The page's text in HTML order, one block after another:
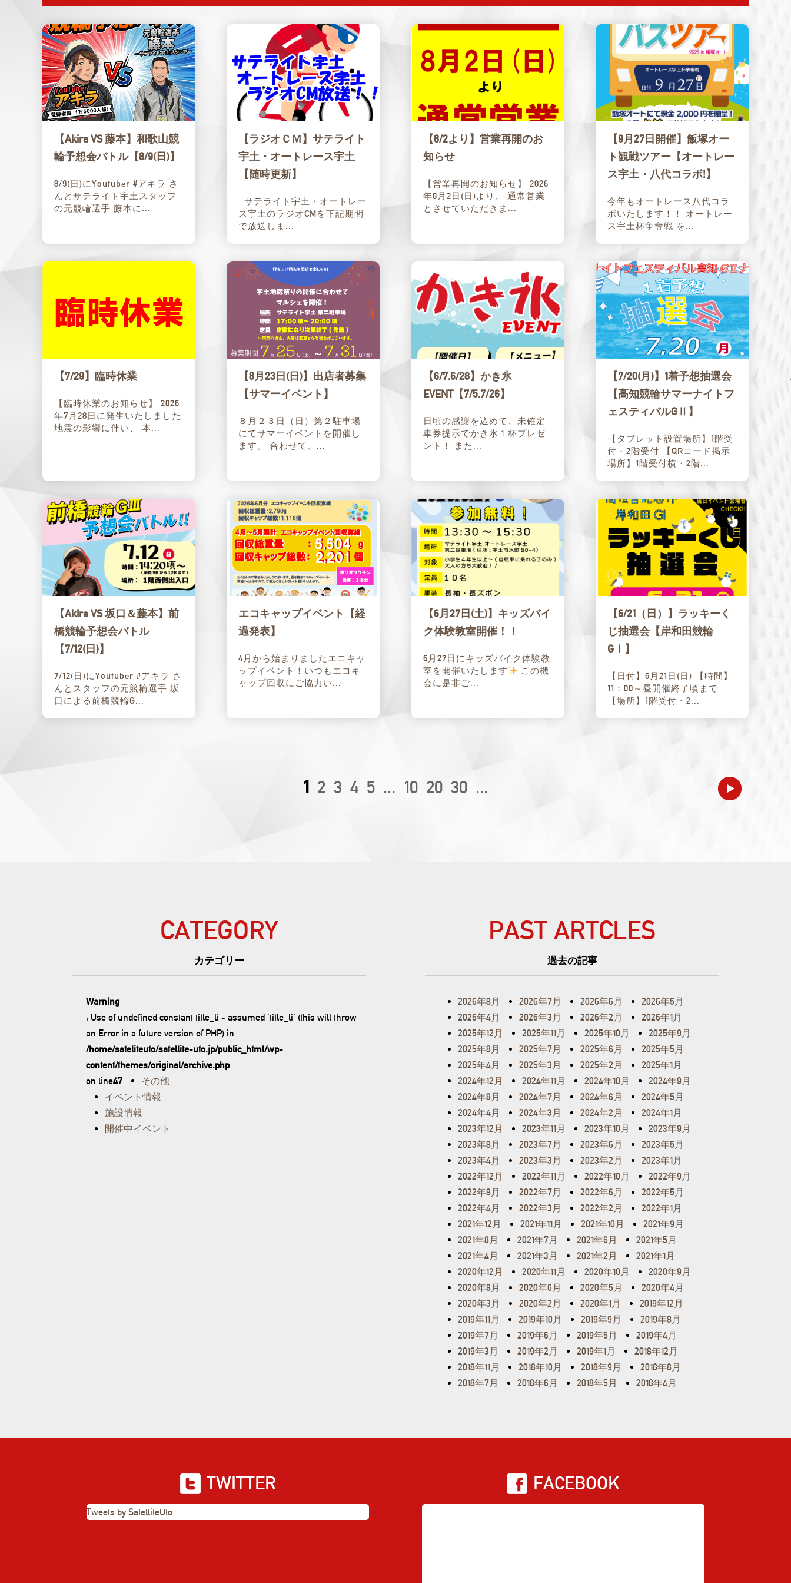
【Akira VS 藤本】和歌山競
輪予想会バトル【8/9(日)】
8/9(日)にYoutuber #アキラ さ
んとサテライト宇土スタッフ
の元競輪選手 藤本に...
【ラジオＣＭ】サテライト
宇土・オートレース宇土
【随時更新】
サテライト宇土・オートレー
ス宇土のラジオCMを下記期間
で放送しま...
【8/2より】営業再開のお
知らせ
【営業再開のお知らせ】 2026
年8月2日(日)より、 通常営業
とさせていただきま...
【9月27日開催】飯塚オー
ト観戦ツアー【オートレー
ス宇土・八代コラボ!】
今年もオートレース八代コラ
ボいたします！！ オートレー
ス宇土杯争奪戦 を...
【7/29】臨時休業
【臨時休業のお知らせ】 2026
年7月28日に発生いたしました
地震の影響に伴い、 本...
【8月23日(日)】出店者募集
【サマーイベント】
８月２３日（日）第２駐車場
にてサマーイベントを開催し
ます。 合わせて、...
【6/7,6/28】かき氷
EVENT【7/5,7/26】
日頃の感謝を込めて、未確定
車券提示でかき氷１杯プレゼ
ント！ また...
【7/20(月)】1着予想抽選会
【高知競輪サマーナイトフ
ェスティバルGⅡ】
【タブレット設置場所】1階受
付・2階受付 【QRコード掲示
場所】1階受付横・2階...
【Akira VS 坂口＆藤本】前
橋競輪予想会バトル
【7/12(日)】
7/12(日)にYoutuber #アキラ さ
んとスタッフの元競輪選手 坂
口による前橋競輪G...
エコキャップイベント【経
過発表】
4月から始まりましたエコキャ
ップイベント！いつもエコキ
ャップ回収にご協力い...
【6月27日(土)】キッズバイ
ク体験教室開催！！
6月27日にキッズバイク体験教
室を開催いたします
この機
会に是非ご...
【6/21（日）】ラッキーく
じ抽選会【岸和田競輪
GⅠ】
【日付】6月21日(日) 【時間】
11：00～昼開催終了頃まで
【場所】1階受付・2...
1 2 3 4 5 ... 10 20 30 ...
CATEGORY
カテゴリー
Warning
: Use of undefined constant title_li - assumed 'title_li' (this will throw
an Error in a future version of PHP) in
/home/sateliteuto/satellite-uto.jp/public_html/wp-
content/themes/original/archive.php
on line47
その他
イベント情報
施設情報
開催中イベント
PAST ARTCLES
過去の記事
2026年8月 2026年7月 2026年6月
2026年5月
2026年4月
2026年3月 2026年2月
2026年1月
2025年12月
2025年11月 2025年10月
2025年9月
2025年8月
2025年7月 2025年6月
2025年5月
2025年4月
2025年3月 2025年2月
2025年1月
2024年12月
2024年11月 2024年10月
2024年9月
2024年8月
2024年7月 2024年6月
2024年5月
2024年4月
2024年3月 2024年2月
2024年1月
2023年12月
2023年11月 2023年10月
2023年9月
2023年8月
2023年7月 2023年6月
2023年5月
2023年4月
2023年3月 2023年2月
2023年1月
2022年12月
2022年11月 2022年10月
2022年9月
2022年8月
2022年7月 2022年6月
2022年5月
2022年4月
2022年3月 2022年2月
2022年1月
2021年12月
2021年11月 2021年10月
2021年9月
2021年8月
2021年7月 2021年6月
2021年5月
2021年4月
2021年3月 2021年2月
2021年1月
2020年12月
2020年11月 2020年10月
2020年9月
2020年8月
2020年6月 2020年5月
2020年4月
2020年3月
2020年2月 2020年1月
2019年12月
2019年11月
2019年10月 2019年9月
2019年8月
2019年7月
2019年6月 2019年5月
2019年4月
2019年3月
2019年2月 2019年1月
2018年12月
2018年11月
2018年10月 2018年9月
2018年8月
2018年7月
2018年6月 2018年5月 2018年4月
TWITTER
Tweets by SatelliteUto
FACEBOOK